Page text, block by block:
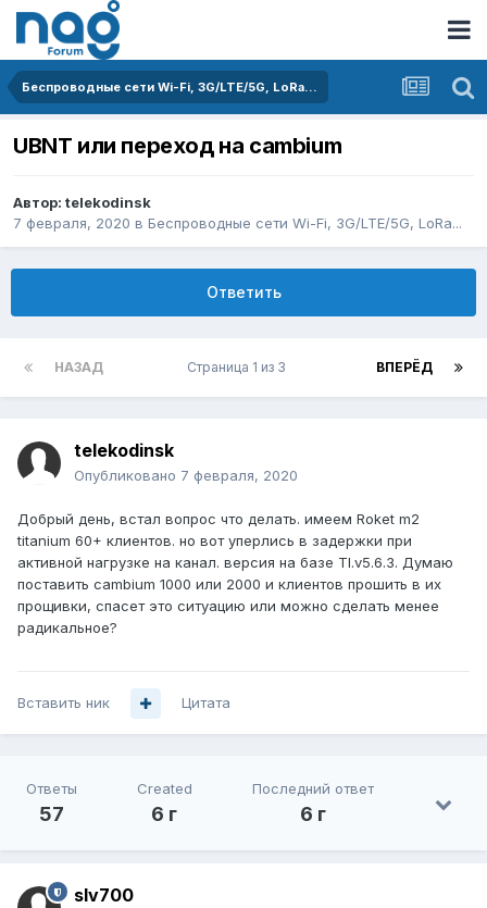
Беспроводные сети Wi-Fi, 3G/LTE/5G, LoRa...
UBNT или переход на cambium
Автор: telekodinsk
7 февраля, 2020 в Беспроводные сети Wi-Fi, 3G/LTE/5G, LoRa...
Ответить
НАЗАД ВПЕРЁД
Страница 1 из 3
telekodinsk
Опубликовано 7 февраля, 2020
Добрый день, встал вопрос что делать. имеем Roket m2
titanium 60+ клиентов. но вот уперлись в задержки при
активной нагрузке на канал. версия на базе TI.v5.6.3. Думаю
поставить cambium 1000 или 2000 и клиентов прошить в их
прощивки, спасет это ситуацию или можно сделать менее
радикальное?
Вставить ник Цитата
Ответы
57
Created
6 г
Последний ответ
6 г
slv700